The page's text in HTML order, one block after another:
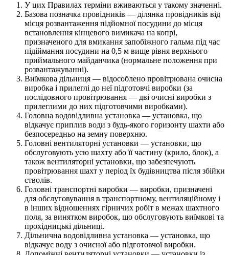
У цих Правилах терміни вживаються у такому значенні.
Базова позначка провідників — ділянка провідників від
місця розвантаження підйомної посудини до місця
встановлення кінцевого вимикача на копрі,
призначеного для вмикання запобіжного гальма під час
підіймання посудини на 0,5 м вище рівня верхнього
приймального майданчика (нормальне положення при
розвантажуванні).
Виїмкова дільниця — відособлено провітрювана очисна
виробка і прилеглі до неї підготовчі виробки (за
послідовного провітрювання — дві очисні виробки з
прилеглими до них підготовчими виробками).
Головна водовідливна установка — установка, що
відкачує приплив води з будь-якого горизонту шахти або
безпосередньо на земну поверхню.
Головні вентиляторні установки — установки, що
обслуговують усю шахту або її частину (крило, блок), а
також вентиляторні установки, що забезпечують
провітрювання шахт у період їх будівництва після збійки
стволів.
Головні транспортні виробки — виробки, призначені
для обслуговування в транспортному, вентиляційному і
в інших відношеннях гірничих робіт в межах шахтного
поля, за винятком виробок, що обслуговують виїмкові та
прохідницькі дільниці.
Дільнична водовідливна установка — установка, що
відкачує воду з очисної або підготовчої виробки.